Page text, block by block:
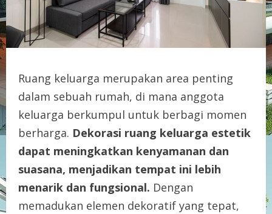
Ruang keluarga merupakan area penting
dalam sebuah rumah, di mana anggota
keluarga berkumpul untuk berbagi momen
berharga. Dekorasi ruang keluarga estetik
dapat meningkatkan kenyamanan dan
suasana, menjadikan tempat ini lebih
menarik dan fungsional. Dengan
memadukan elemen dekoratif yang tepat,